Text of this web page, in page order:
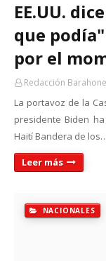
EE.UU.
que
por el
Redacción
La portavoz de la
presidente Biden
Haití Bandera de
Leer más
NACIONALES